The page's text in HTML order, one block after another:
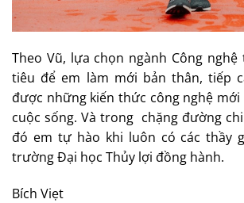
Theo Vũ, lựa chọn ngành Công
tiêu để em làm mới bản thân, tiếp
được những kiến thức công nghệ
cuộc sống. Và trong chặng đường
đó em tự hào khi luôn có các thầy
trường Đại học Thủy lợi đồng hành.
Bích Viẹt